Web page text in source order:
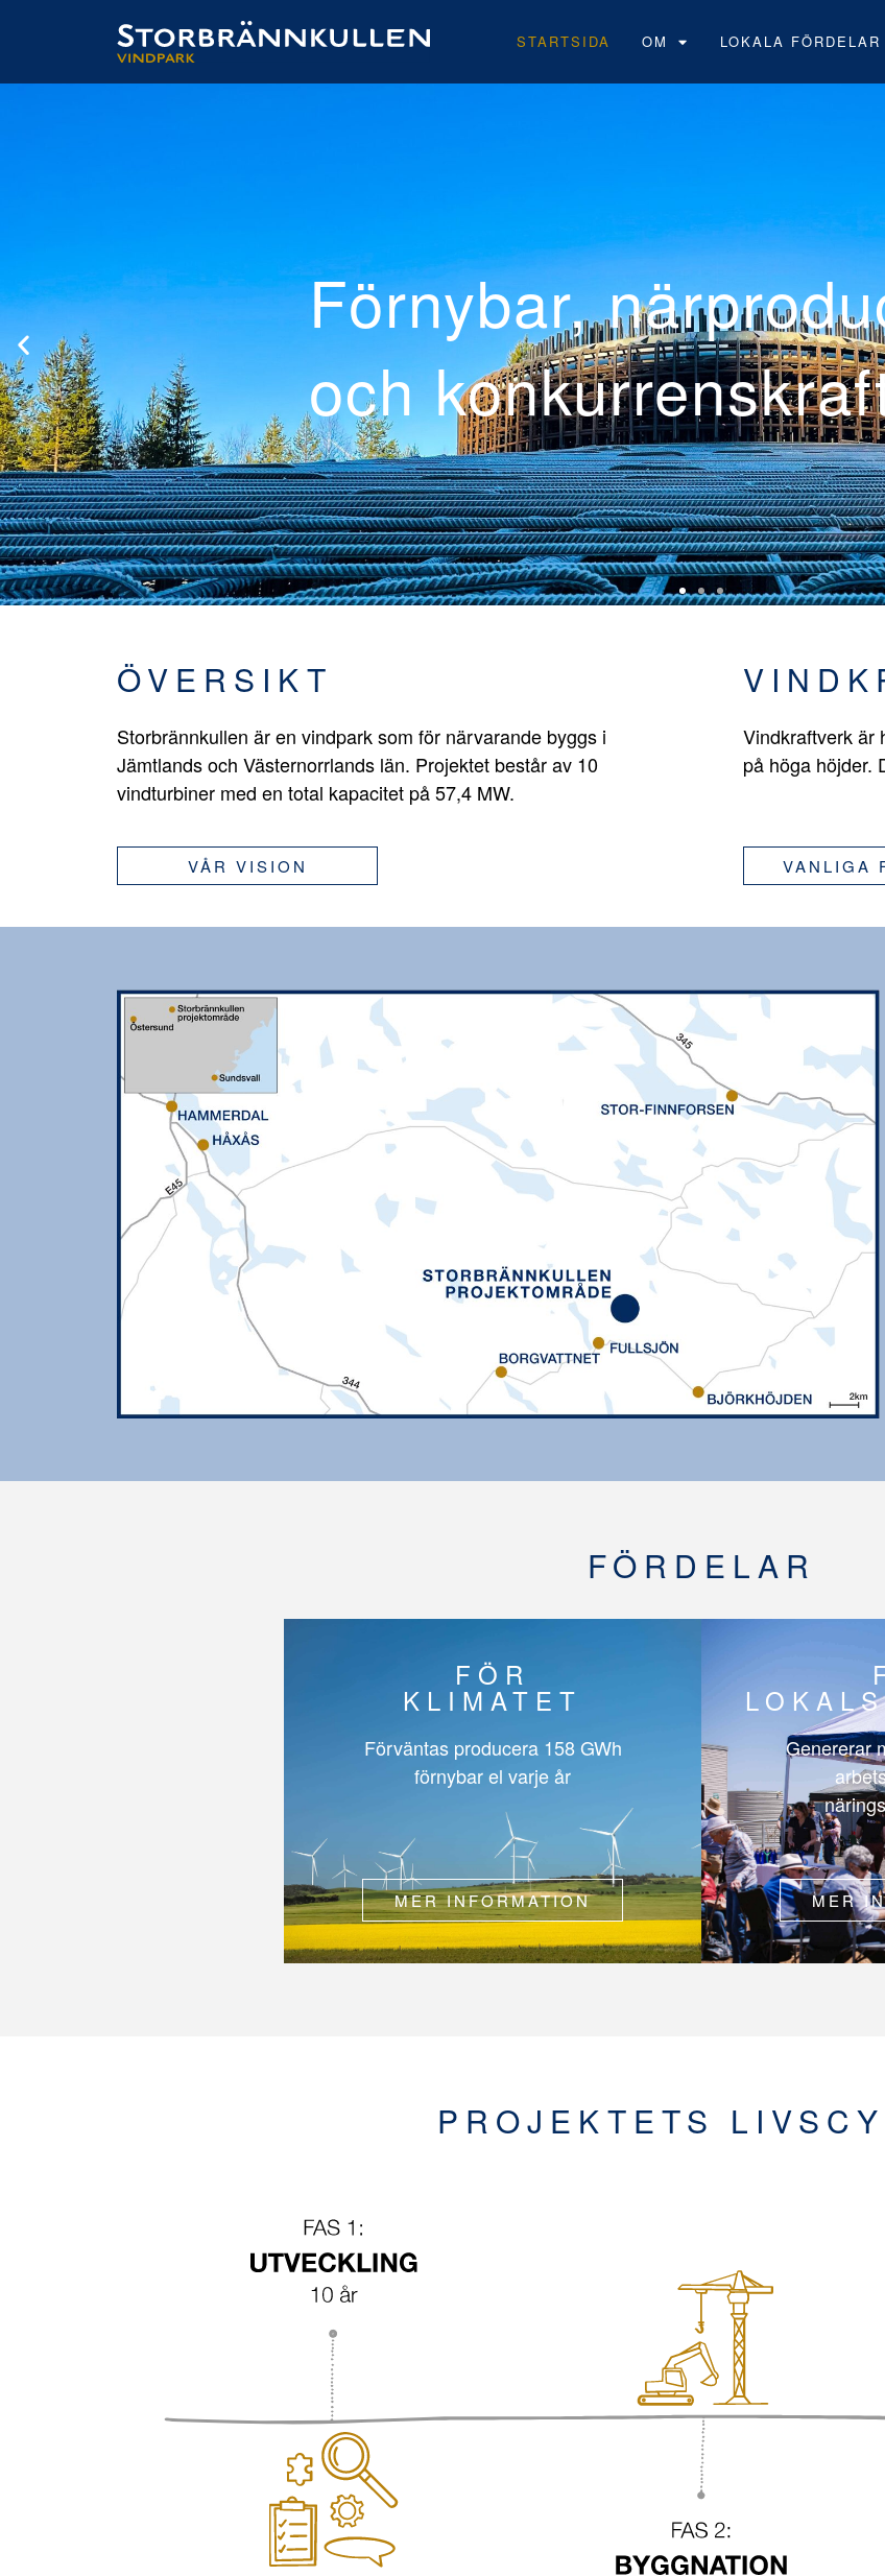
STARTSIDA OM LOKALA FÖRDELAR
el
ÖVERSIKT
Storbrännkullen är en vindpark som för närvarande byggs i
Jämtlands och Västernorrlands län. Projektet består av 10
vindturbiner med en total kapacitet på 57,4 MW.
VÅR VISION
Vindkraftverk är
på höga höjder.
VANLIGA
FÖRDELAR
FÖR
KLIMATET
Förväntas producera158 GWh
förnybar el varje år
MER INFORMATION
Genererar
MER
PROJEKTETS